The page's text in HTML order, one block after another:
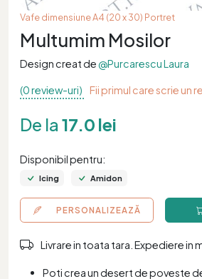
Vafe dimensiune A4 (20 x 30) Portret
Multumim Mosilor
Design creat de@Purcarescu Laura
(0 review-uri) Fii primul care scrie un
De la 17.0 lei
Disponibil pentru:
Icing Amidon
PERSONALIZEAZĂ
Livrare in toata tara. Expediere in
Poti crea un desert de poveste